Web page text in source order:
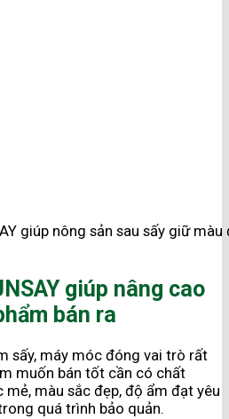
giúp nông sản sau sấy giữ
giúp nâng cao
bán ra
sấy, máy móc đóng vai trò rất
muốn bán tốt cần có chất
màu sắc đẹp, độ ẩm đạt yêu
quá trình bảo quản.